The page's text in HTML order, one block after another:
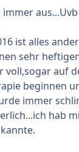
immer
ist alles
sehr
auf
beginnen
immer
hab